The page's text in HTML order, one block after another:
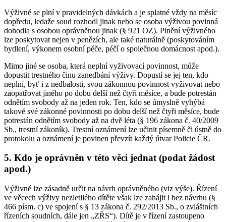
Výživné se plní v pravidelných dávkách a je splatné vždy na měsíc
dopředu, ledaže soud rozhodl jinak nebo se osoba výživou povinná
dohodla s osobou oprávněnou jinak (§ 921 OZ). Plnění výživného
lze poskytovat nejen v penězích, ale také naturálně (poskytováním
bydlení, výkonem osobní péče, péčí o společnou domácnost apod.).
Mimo jiné se osoba, která neplní vyživovací povinnost, může
dopustit trestného činu zanedbání výživy. Dopustí se jej ten, kdo
neplní, byť i z nedbalosti, svou zákonnou povinnost vyživovat nebo
zaopatřovat jiného po dobu delší než čtyři měsíce, a bude potrestán
odnětím svobody až na jeden rok. Ten, kdo se úmyslně vyhýbá
takové své zákonné povinnosti po dobu delší než čtyři měsíce, bude
potrestán odnětím svobody až na dvě léta (§ 196 zákona č. 40/2009
Sb., trestní zákoník). Trestní oznámení lze učinit písemně či ústně do
protokolu a oznámení je povinen převzít každý útvar Policie ČR.
5. Kdo je oprávněn v této věci jednat (podat žádost
apod.)
Výživné lze zásadně určit na návrh oprávněného (viz výše). Řízení
ve věcech výživy nezletilého dítěte však lze zahájit i bez návrhu (§
466 písm. c) ve spojení s § 13 zákona č. 292/2013 Sb., o zvláštních
řízeních soudních, dále jen „ZŘS“). Dítě je v řízení zastoupeno